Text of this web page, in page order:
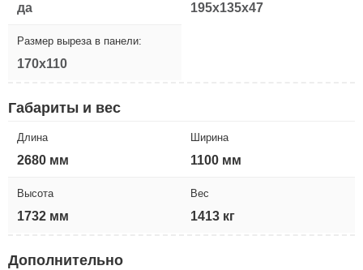
да 195x135x47
Размер выреза в панели:
170x110
Габариты и вес
Длина
2680 мм
Ширина
1100 мм
Высота
1732 мм
Вес
1413 кг
Дополнительно